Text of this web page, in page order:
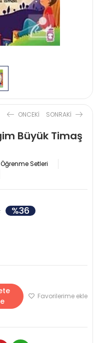
ONCEKI SONRAKI
Büyük Timaş
Setleri
%36
Favorilerime ekle